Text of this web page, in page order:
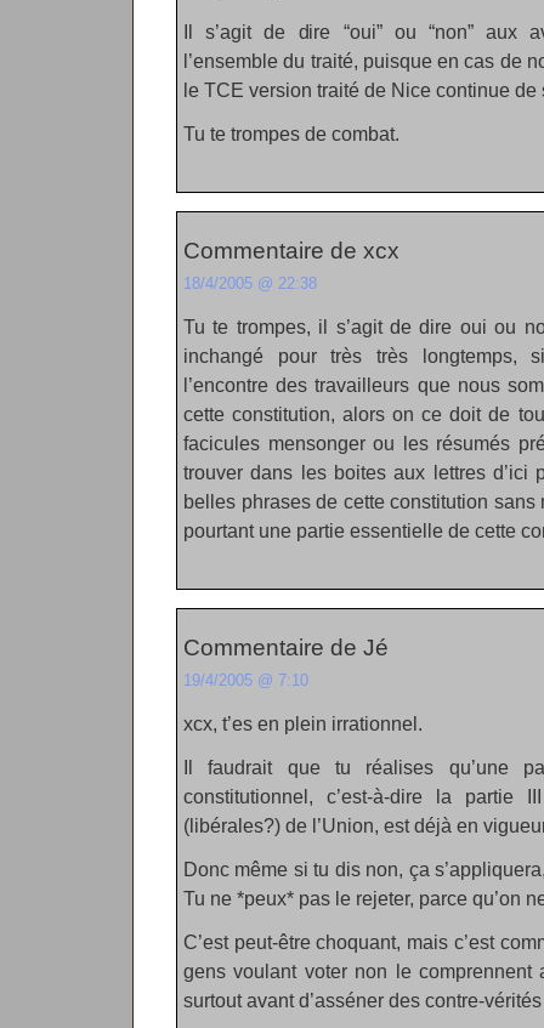
Il s’agit de dire “oui” ou “non” aux
l’ensemble du traité, puisque en cas de
le TCE version traité de Nice continue de
Tu te trompes de combat.
Commentaire de xcx
18/4/2005 @ 22:38
Tu te trompes, il s’agit de dire oui ou
inchangé pour très très longtemps,
l’encontre des travailleurs que nous
cette constitution, alors on ce doit de
facicules mensonger ou les résumés
trouver dans les boites aux lettres
belles phrases de cette constitution
pourtant une partie essentielle de cette
Commentaire de Jé
19/4/2005 @ 7:10
xcx, t’es en plein irrationnel.
Il faudrait que tu réalises qu’une
constitutionnel, c’est-à-dire la partie
(libérales?) de l’Union, est déjà en
Donc même si tu dis non, ça
Tu ne *peux* pas le rejeter, parce qu’on
C’est peut-être choquant, mais c’est
gens voulant voter non le comprennent
surtout avant d’asséner des contre-